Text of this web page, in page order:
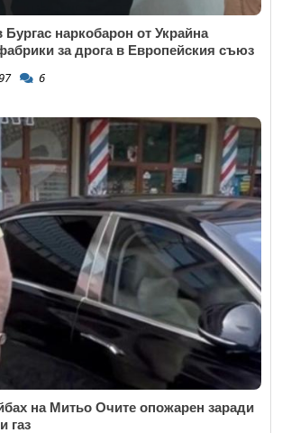
Бургас наркобарон от Украйна
за дрога в Европейския съюз
6
на Митьо Очите опожарен заради
газ